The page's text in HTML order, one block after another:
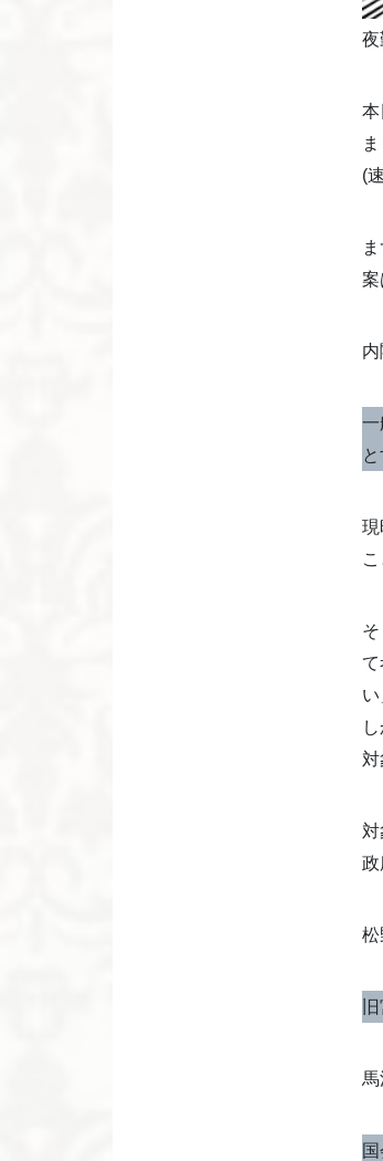
夜
本
ま
(
案
一
現
い
政
松